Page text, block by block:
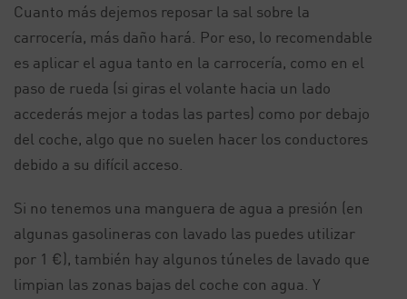
Cuanto más dejemos reposar la sal sobre la
carrocería, más daño hará. Por eso, lo recomendable
es aplicar el agua tanto en la carrocería, como en el
paso de rueda (si giras el volante hacia un lado
accederás mejor a todas las partes) como por debajo
del coche, algo que no suelen hacer los conductores
debido a su difícil acceso.
Si no tenemos una manguera de agua a presión (en
algunas gasolineras con lavado las puedes utilizar
por 1 €), también hay algunos túneles de lavado que
limpian las zonas bajas del coche con agua. Y